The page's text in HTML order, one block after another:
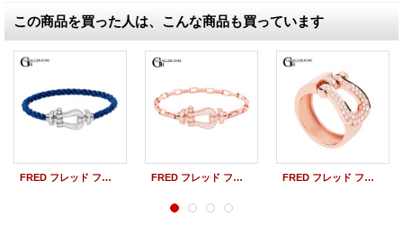
この商品を買った人は、こんな商品も買っています
FRED フレッド フォース10ブレスレット 18K ホワイトゴールド パヴェダイヤ ラージモデル 新品 FRED フレッド フォース10 リンクブレスレット 18K イエローゴールド パヴェダイヤ ラージモデル 新品 FRED フレッド フォース10 リング 18Kピンクゴールド ダイヤモンド ラージモデル 新品